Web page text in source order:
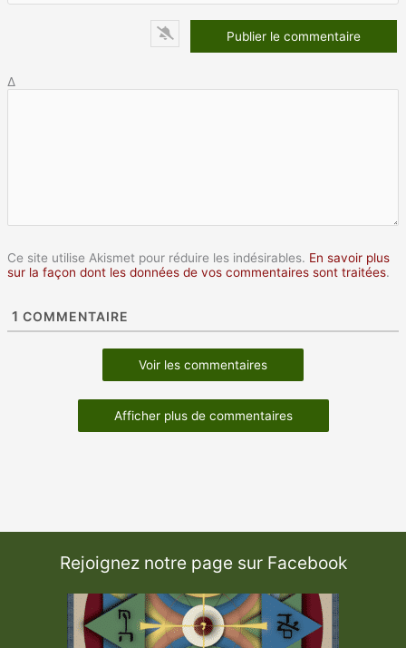
Δ
Ce site utilise Akismet pour réduire les indésirables. En savoir plus
sur la façon dont les données de vos commentaires sont traitées.
1 COMMENTAIRE
Voir les commentaires
Afficher plus de commentaires
Rejoignez notre page sur Facebook